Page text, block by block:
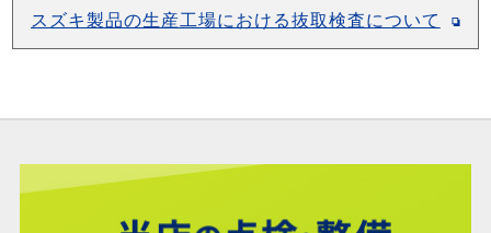
スズキ製品の生産工場における抜取検査について